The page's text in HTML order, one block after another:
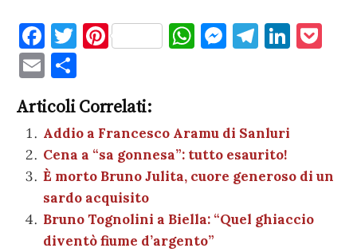
F
a
c
e
b
o
o
k
T
te
r
Pi
es
t
W
A
p
p
M
g
er
T
a
m
Li
n
E
m
ai
l
n
di
vi
di
Articoli Correlati:
Addio a Francesco Aramu di Sanluri
Cena a “sa gonnesa”: tutto esaurito!
È morto Bruno Julita, cuore generoso di un
sardo acquisito
Bruno Tognolini a Biella: “Quel ghiaccio
diventò fiume d’argento”